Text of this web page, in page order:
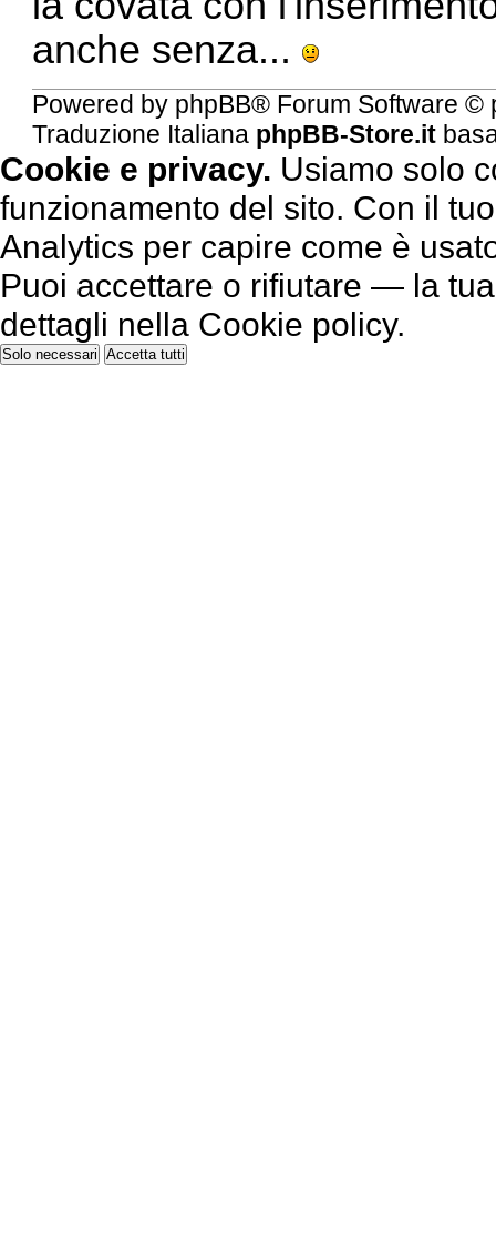
anche senza...
Powered by phpBB® Forum Software ©
Traduzione Italiana phpBB-Store.it
Cookie e privacy. Usiamo solo
funzionamento del sito. Con il
Analytics per capire come è
Puoi accettare o rifiutare — la
dettagli nella Cookie policy.
Solo necessari Accetta tutti